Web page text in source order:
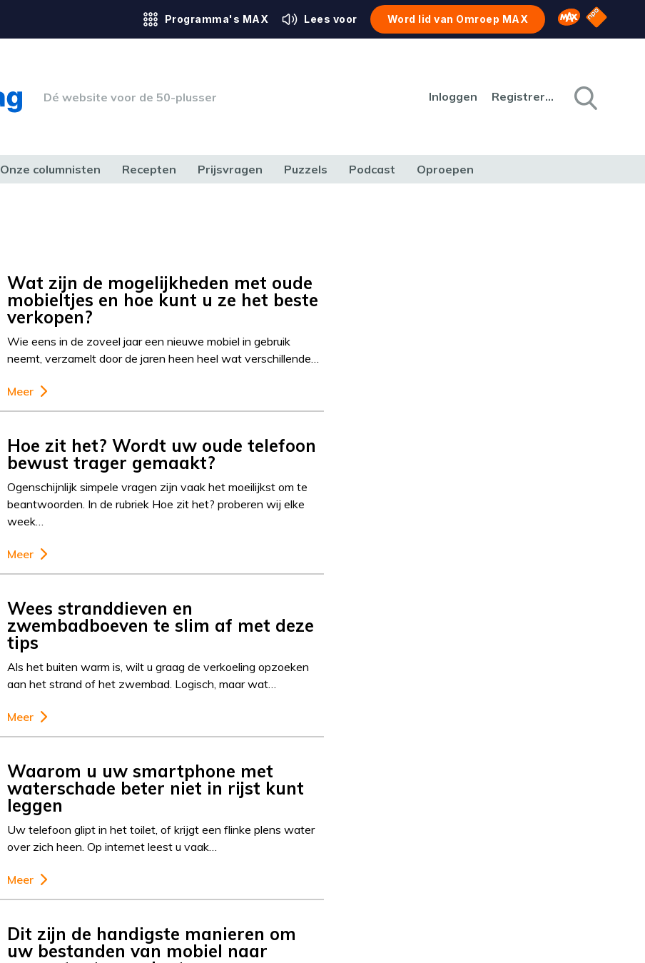
Programma's MAX Lees voor Word lid van Omroep MAX Omroep MAX
NPO
Dé website voor de 50-plusser Inloggen Registreren
Onze columnisten Recepten Prijsvragen Puzzels Podcast Oproepen
Wat zijn de mogelijkheden met oude
mobieltjes en hoe kunt u ze het beste
verkopen?
Wie eens in de zoveel jaar een nieuwe mobiel in gebruik
neemt, verzamelt door de jaren heen heel wat verschillende…
Meer
Hoe zit het? Wordt uw oude telefoon
bewust trager gemaakt?
Ogenschijnlijk simpele vragen zijn vaak het moeilijkst om te
beantwoorden. In de rubriek Hoe zit het? proberen wij elke
week…
Meer
Wees stranddieven en
zwembadboeven te slim af met deze
tips
Als het buiten warm is, wilt u graag de verkoeling opzoeken
aan het strand of het zwembad. Logisch, maar wat…
Meer
Waarom u uw smartphone met
waterschade beter niet in rijst kunt
leggen
Uw telefoon glipt in het toilet, of krijgt een flinke plens water
over zich heen. Op internet leest u vaak…
Meer
Dit zijn de handigste manieren om
uw bestanden van mobiel naar